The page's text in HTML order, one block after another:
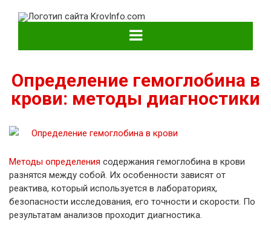
KrovInfo.com
Медицинский сайт о кровеносной системе.
Определение гемоглобина в
крови: методы диагностики
Методы определения содержания гемоглобина в крови
разнятся между собой. Их особенности зависят от
реактива, который используется в лабораториях,
безопасности исследования, его точности и скорости. По
результатам анализов проходит диагностика.